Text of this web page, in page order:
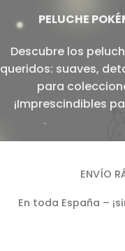
PELUCHE
Descubre los
queridos: suaves,
para
¡Imprescindibles
ENVÍO
En toda España –